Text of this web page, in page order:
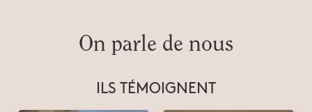
On parle de nous
ILS TÉMOIGNENT